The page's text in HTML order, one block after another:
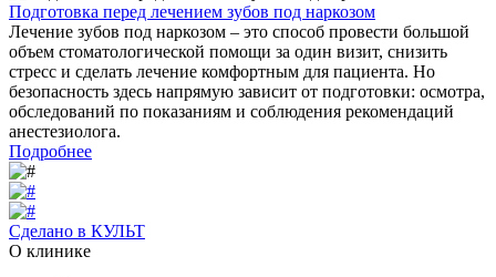
Подготовка перед лечением зубов под наркозом
Лечение зубов под наркозом – это способ провести большой
объем стоматологической помощи за один визит, снизить
стресс и сделать лечение комфортным для пациента. Но
безопасность здесь напрямую зависит от подготовки: осмотра,
обследований по показаниям и соблюдения рекомендаций
анестезиолога.
Подробнее
Сделано в КУЛЬТ
О клинике